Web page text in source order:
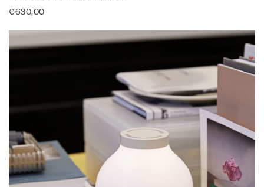
€630,00